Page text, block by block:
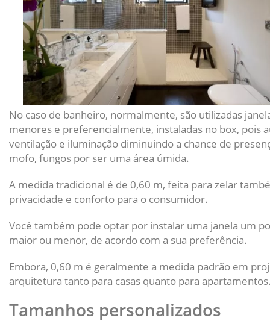
No caso de banheiro, normalmente, são utilizadas
menores e preferencialmente, instaladas no box, pois
ventilação e iluminação diminuindo a chance de
mofo, fungos por ser uma área úmida.
A medida tradicional é de 0,60 m, feita para zelar
privacidade e conforto para o consumidor.
Você também pode optar por instalar uma janela um
maior ou menor, de acordo com a sua preferência.
Embora, 0,60 m é geralmente a medida padrão em
arquitetura tanto para casas quanto para
Tamanhos personalizados